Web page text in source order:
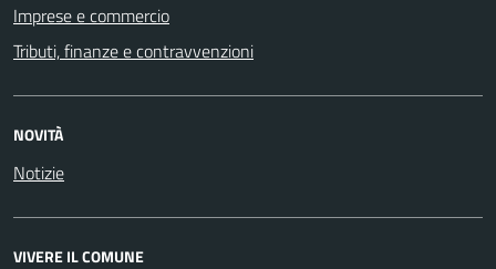
Imprese e commercio
Tributi, finanze e contravvenzioni
NOVITÀ
Notizie
VIVERE IL COMUNE